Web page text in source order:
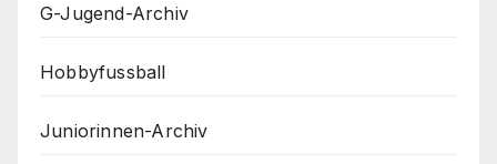
G-Jugend-Archiv
Hobbyfussball
Juniorinnen-Archiv